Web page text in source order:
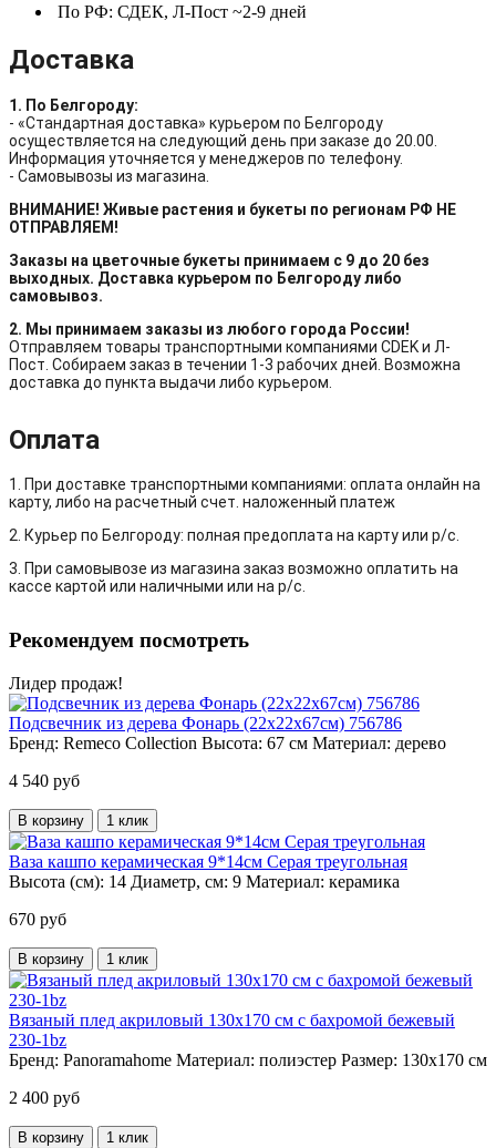
По РФ: СДЕК, Л-Пост ~2-9 дней
Доставка
1. По Белгороду:
- «Стандартная доставка» курьером по Белгороду
осуществляется на следующий день при заказе до 20.00.
Информация уточняется у менеджеров по телефону.
- Самовывозы из магазина.
ВНИМАНИЕ! Живые растения и букеты по регионам РФ НЕ
ОТПРАВЛЯЕМ!
Заказы на цветочные букеты принимаем с 9 до 20 без
выходных. Доставка курьером по Белгороду либо
самовывоз.
2. Мы принимаем заказы из любого города России!
Отправляем товары транспортными компаниями CDEK и Л-
Пост. Собираем заказ в течении 1-3 рабочих дней. Возможна
доставка до пункта выдачи либо курьером.
Оплата
1. При доставке транспортными компаниями: оплата онлайн на
карту, либо на расчетный счет. наложенный платеж
2. Курьер по Белгороду: полная предоплата на карту или р/с.
3. При самовывозе из магазина заказ возможно оплатить на
кассе картой или наличными или на р/с.
Рекомендуем посмотреть
Лидер продаж!
Подсвечник из дерева Фонарь (22х22х67см) 756786
Бренд: Remeco Collection Высота: 67 см Материал: дерево
4 540 руб
В корзину 1 клик
Ваза кашпо керамическая 9*14см Серая треугольная
Высота (см): 14 Диаметр, см: 9 Материал: керамика
670 руб
В корзину 1 клик
Вязаный плед акриловый 130х170 см с бахромой бежевый
230-1bz
Бренд: Panoramahome Материал: полиэстер Размер: 130х170 см
2 400 руб
В корзину 1 клик